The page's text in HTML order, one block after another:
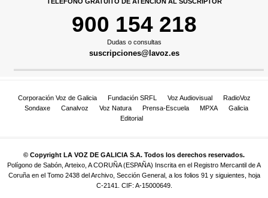
900 154 218
Dudas o consultas
suscripciones@lavoz.es
Corporación Voz de Galicia Fundación SRFL Voz Audiovisual
RadioVoz
Sondaxe
Canalvoz Voz Natura Prensa-Escuela MPXA
Galicia
Editorial
© Copyright LA VOZ DE GALICIA S.A. Todos los derechos reservados.
Polígono de Sabón, Arteixo, A CORUÑA (ESPAÑA) Inscrita en el Registro Mercantil de A
Coruña en el Tomo 2438 del Archivo, Sección General, a los folios 91 y siguientes, hoja
C-2141. CIF: A-15000649.